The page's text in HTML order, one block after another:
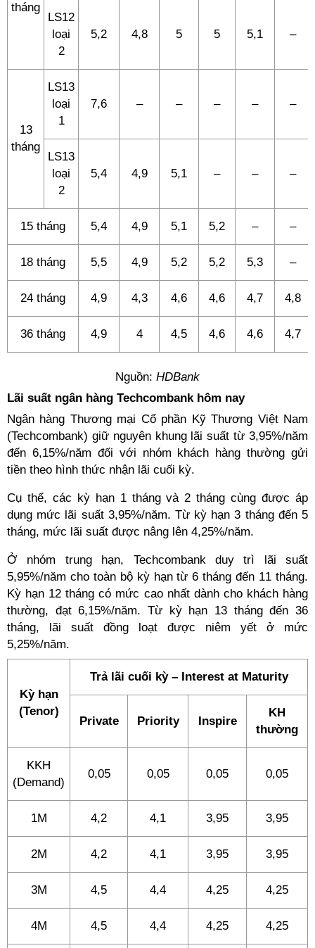
tháng
LS12
loại
2
5,2 4,8 5 5 5,1 –
13
tháng
LS13
loại
1
7,6 – – – – –
LS13
loại
2
5,4 4,9 5,1 – – –
15 tháng 5,4 4,9 5,1 5,2 – –
18 tháng 5,5 4,9 5,2 5,2 5,3 –
24 tháng 4,9 4,3 4,6 4,6 4,7 4,8
36 tháng 4,9 4 4,5 4,6 4,6 4,7
Nguồn: HDBank
Lãi suất ngân hàng Techcombank hôm nay
Ngân hàng Thương mại Cổ phần Kỹ Thương Việt Nam
(Techcombank) giữ nguyên khung lãi suất từ 3,95%/năm
đến 6,15%/năm đối với nhóm khách hàng thường gửi
tiền theo hình thức nhận lãi cuối kỳ.
Cụ thể, các kỳ hạn 1 tháng và 2 tháng cùng được áp
dụng mức lãi suất 3,95%/năm. Từ kỳ hạn 3 tháng đến 5
tháng, mức lãi suất được nâng lên 4,25%/năm.
Ở nhóm trung hạn, Techcombank duy trì lãi suất
5,95%/năm cho toàn bộ kỳ hạn từ 6 tháng đến 11 tháng.
Kỳ hạn 12 tháng có mức cao nhất dành cho khách hàng
thường, đạt 6,15%/năm. Từ kỳ hạn 13 tháng đến 36
tháng, lãi suất đồng loạt được niêm yết ở mức
5,25%/năm.
Kỳ hạn
(Tenor)
Trả lãi cuối kỳ – Interest at Maturity
Private Priority Inspire
KH
thường
KKH
(Demand)
0,05 0,05 0,05 0,05
1M 4,2 4,1 3,95 3,95
2M 4,2 4,1 3,95 3,95
3M 4,5 4,4 4,25 4,25
4M 4,5 4,4 4,25 4,25